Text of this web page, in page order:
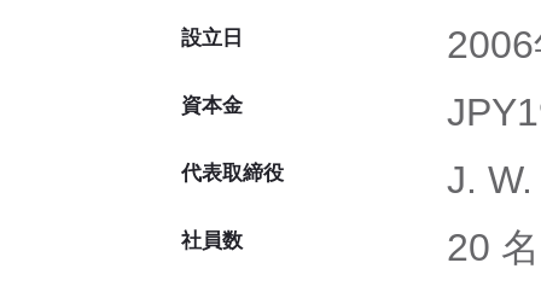
設立日
資本金
代表取締役 J.
社員数 20 名